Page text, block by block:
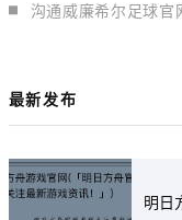
沟通威廉希尔足球官
最新发布
明日